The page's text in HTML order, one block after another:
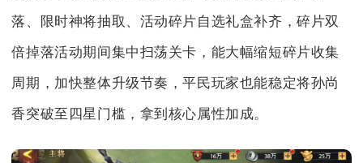
落、限时神将抽取、活动碎片自选礼盒补齐，碎片双
倍掉落活动期间集中扫荡关卡，能大幅缩短碎片收集
周期，加快整体升级节奏，平民玩家也能稳定将孙尚
香突破至四星门槛，拿到核心属性加成。